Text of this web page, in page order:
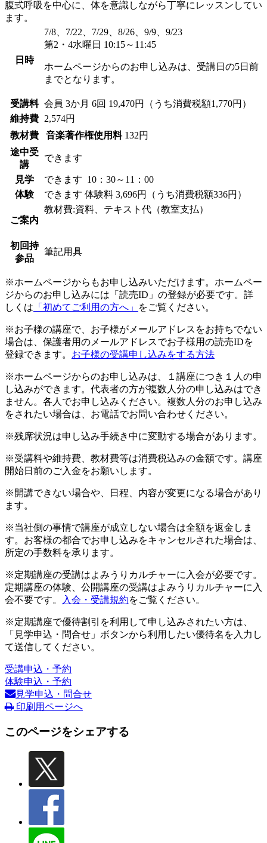
腹式呼吸を中心に、体を意識しながら丁寧にレッスンしてい
ます。
日時
7/8、7/22、7/29、8/26、9/9、9/23
第2・4水曜日 10:15～11:45
ホームページからのお申し込みは、受講日の5日前
までとなります。
受講料 会員 3か月 6回 19,470円（うち消費税額1,770円）
維持費
2,574円
教材費
音楽著作権使用料 132円
途中受
講
できます
見学 できます 10：30～11：00
体験
できます 体験料 3,696円（うち消費税額336円）
ご案内
教材費:資料、テキスト代（教室支払）
初回持
参品
筆記用具
※ホームページからもお申し込みいただけます。ホームペー
ジからのお申し込みには「読売ID」の登録が必要です。詳
しくは 「初めてご利用の方へ」 をご覧ください。
※お子様の講座で、お子様がメールアドレスをお持ちでない
場合は、保護者用のメールアドレスでお子様用の読売IDを
登録できます。 お子様の受講申し込みをする方法
※ホームページからのお申し込みは、１講座につき１人の申
し込みができます。代表者の方が複数人分の申し込みはでき
ません。各人でお申し込みください。複数人分のお申し込み
をされたい場合は、お電話でお問い合わせください。
※残席状況は申し込み手続き中に変動する場合があります。
※受講料や維持費、教材費等は消費税込みの金額です。講座
開始日前のご入金をお願いします。
※開講できない場合や、日程、内容が変更になる場合があり
ます。
※当社側の事情で講座が成立しない場合は全額を返金しま
す。お客様の都合でお申し込みをキャンセルされた場合は、
所定の手数料を承ります。
※定期講座の受講はよみうりカルチャーに入会が必要です。
定期講座の体験、公開講座の受講はよみうりカルチャーに入
会不要です。
入会・受講規約をご覧ください。
※定期講座で優待割引を利用して申し込みされたい方は、
「見学申込・問合せ」ボタンから利用したい優待名を入力し
て送信してください。
受講申込・予約
体験申込・予約
見学申込・問合せ
印刷用ページへ
このページをシェアする